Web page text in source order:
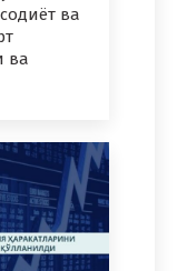
ва
ва